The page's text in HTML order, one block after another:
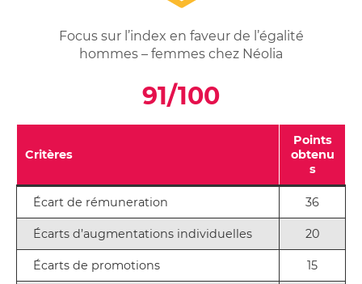
Focus sur l’index en faveur de l’égalité
hommes – femmes chez Néolia
91/100
Critères
Points
obtenu
s
Écart de rémuneration 36
Écarts d’augmentations individuelles 20
Écarts de promotions 15